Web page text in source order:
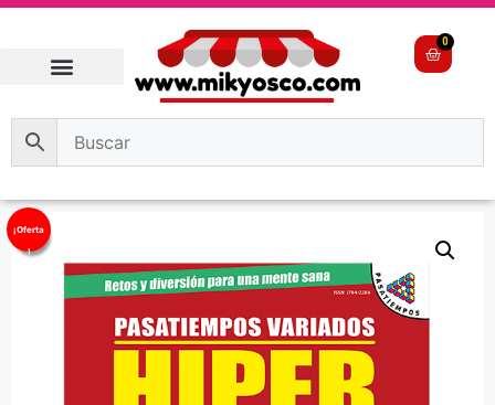
0
¡Oferta
!